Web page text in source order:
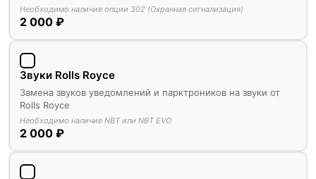
Необходимо наличие опции 302 (Охранная сигнализация)
2 000 ₽
Звуки Rolls Royce
Замена звуков уведомлений и парктроников на звуки от
Rolls Royce
Необходимо наличие NBT или NBT EVO
2 000 ₽